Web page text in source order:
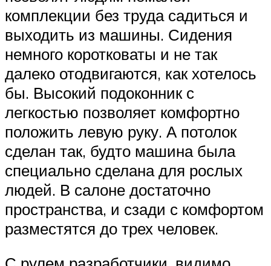
комплекции без труда садиться и
выходить из машины. Сидения
немного коротковаты и не так
далеко отодвигаются, как хотелось
бы. Высокий подоконник с
легкостью позволяет комфортно
положить левую руку. А потолок
сделан так, будто машина была
специально сделана для рослых
людей. В салоне достаточно
пространства, и сзади с комфортом
разместятся до трех человек.